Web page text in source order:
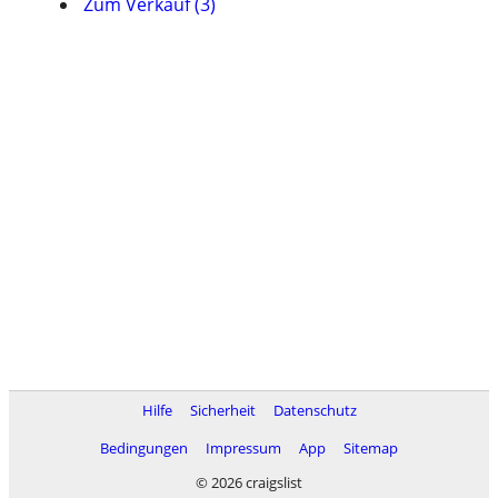
Hilfe Sicherheit
Datenschutz
Bedingungen
Impressum App
Sitemap
© 2026 craigslist